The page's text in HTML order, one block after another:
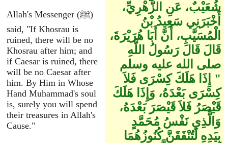
Allah's Messenger (ﷺ)
said, "If Khosrau is
ruined, there will be no
Khosrau after him; and
if Caesar is ruined, there
will be no Caesar after
him. By Him in Whose
Hand Muhammad's soul
is, surely you will spend
their treasures in Allah's
Cause."
شُعَيْبٌ، عَنِ الزُّهْرِيِّ،
أَخْبَرَنِي سَعِيدُ بْنُ
الْمُسَيَّبِ، أَنَّ أَبَا هُرَيْرَةَ،
قَالَ قَالَ رَسُولُ اللَّهِ
صلى الله عليه وسلم ‏
"‏ إِذَا هَلَكَ كِسْرَى فَلاَ
كِسْرَى بَعْدَهُ، وَإِذَا هَلَكَ
قَيْصَرُ فَلاَ قَيْصَرَ بَعْدَهُ،
وَالَّذِي نَفْسُ مُحَمَّدٍ
بِيَدِهِ لَتُنْفَقَنَّ كُنُوزُهُمَا